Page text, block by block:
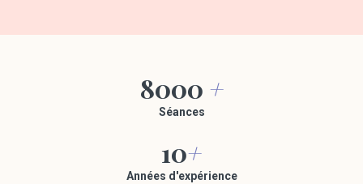
8000 +
Séances
10+
Années d'expérience